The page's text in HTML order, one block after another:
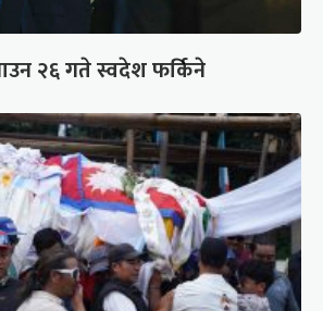
२६ गते स्वदेश फर्किने